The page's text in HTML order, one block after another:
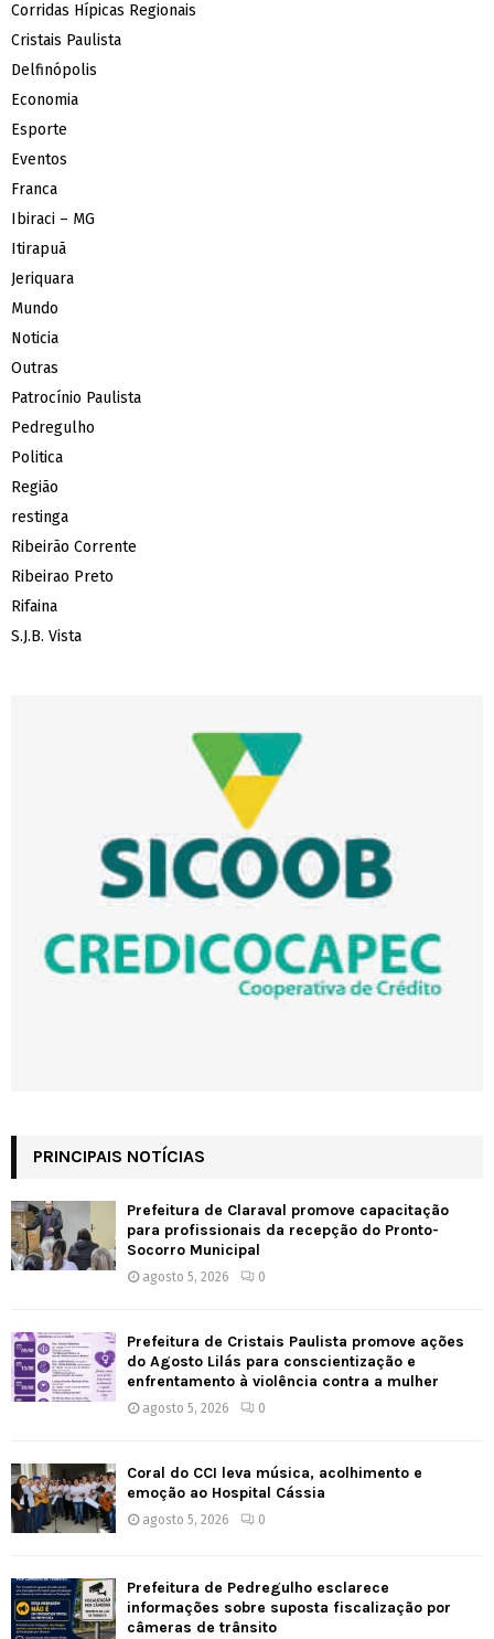
Corridas Hípicas Regionais
Cristais Paulista
Delfinópolis
Economia
Esporte
Eventos
Franca
Ibiraci – MG
Itirapuã
Jeriquara
Mundo
Noticia
Outras
Patrocínio Paulista
Pedregulho
Politica
Região
restinga
Ribeirão Corrente
Ribeirao Preto
Rifaina
S.J.B. Vista
PRINCIPAIS NOTÍCIAS
Prefeitura de Claraval promove capacitação
para profissionais da recepção do Pronto-
Socorro Municipal
agosto 5, 2026 0
Prefeitura de Cristais Paulista promove ações
do Agosto Lilás para conscientização e
enfrentamento à violência contra a mulher
agosto 5, 2026 0
Coral do CCI leva música, acolhimento e
emoção ao Hospital Cássia
agosto 5, 2026 0
Prefeitura de Pedregulho esclarece
informações sobre suposta fiscalização por
câmeras de trânsito